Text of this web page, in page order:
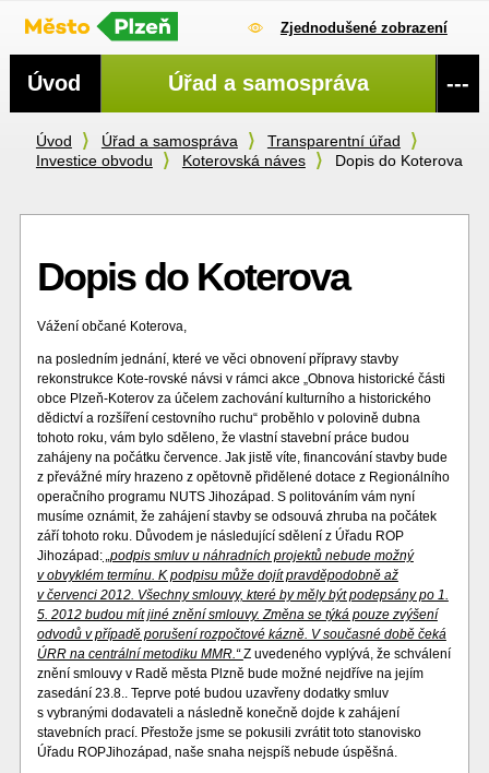
Zjednodušené zobrazení
Úvod Úřad a samospráva
Transparentní úřad
Investice obvodu
Koterovská náves Dopis do Koterova
Dopis do Koterova
Vážení občané Koterova,
na posledním jednání, které ve věci obnovení přípravy stavby
rekonstrukce Kote-rovské návsi v rámci akce „Obnova historické části
obce Plzeň-Koterov za účelem zachování kulturního a historického
dědictví a rozšíření cestovního ruchu“ proběhlo v polovině dubna
tohoto roku, vám bylo sděleno, že vlastní stavební práce budou
zahájeny na počátku července. Jak jistě víte, financování stavby bude
z převážné míry hrazeno z opětovně přidělené dotace z Regionálního
operačního programu NUTS Jihozápad. S politováním vám nyní
musíme oznámit, že zahájení stavby se odsouvá zhruba na počátek
září tohoto roku. Důvodem je následující sdělení z Úřadu ROP
Jihozápad:„podpis smluv u náhradních projektů nebude možný
v obvyklém termínu. K podpisu může dojít pravděpodobně až
v červenci 2012. Všechny smlouvy, které by měly být podepsány po 1.
5. 2012 budou mít jiné znění smlouvy. Změna se týká pouze zvýšení
odvodů v případě porušení rozpočtové kázně. V současné době čeká
ÚRR na centrální metodiku MMR.“Z uvedeného vyplývá, že schválení
znění smlouvy v Radě města Plzně bude možné nejdříve na jejím
zasedání 23.8.. Teprve poté budou uzavřeny dodatky smluv
s vybranými dodavateli a následně konečně dojde k zahájení
stavebních prací. Přestože jsme se pokusili zvrátit toto stanovisko
Úřadu ROPJihozápad, naše snaha nejspíš nebude úspěšná.
Navigace
Úvod Úřad a samospráva ---